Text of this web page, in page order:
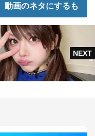
画のネタにするも